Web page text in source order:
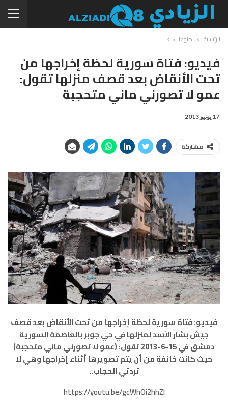
الرئيسية منوعات
فيديو: فتاة سورية لحظة إخراجها من
تحت الأنقاض بعد قصف منزلها تقول:
عمو ﻻ تصورني ماني متحجبة
17 يونيو 2013
مشاركة
فيديو: فتاة سورية لحظة إخراجها من تحت الأنقاض بعد قصف
جيش بشار الأسد لمنزلها في حي جوبر بالعاصمة السورية
دمشق في 15-6-2013 تقول: (عمو ﻻ تصورني ماني متحجبة)
حيث كانت خائفة من أن يتم تصويرها أثناء إخراجها وهي لا
تردتي الحجاب..
https://youtu.be/gcWhOi2hhZI